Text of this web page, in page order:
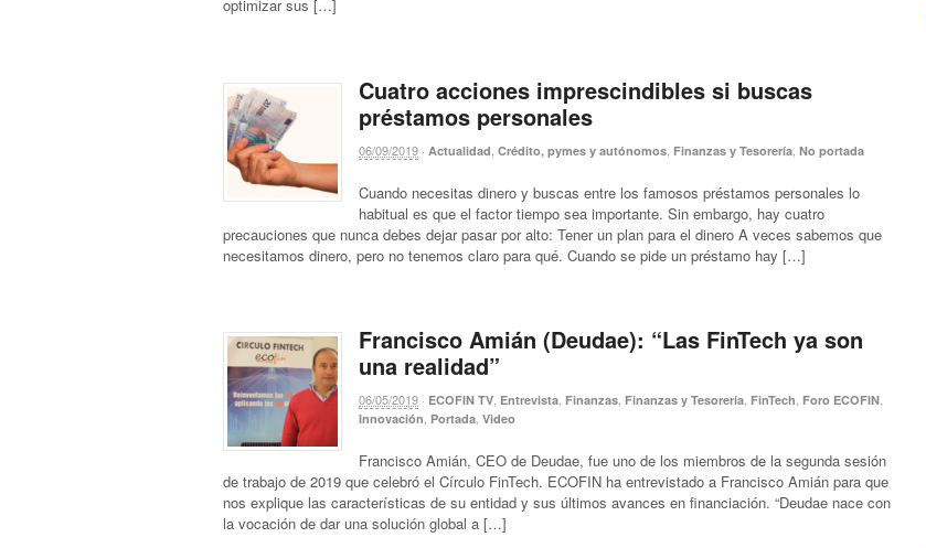
optimizar sus […]
Cuatro acciones imprescindibles si buscas
préstamos personales
06/09/2019 · Actualidad Crédito, pymes y autónomos Finanzas y Tesorería No portada
Cuando necesitas dinero y buscas entre los famosos préstamos personales lo
habitual es que el factor tiempo sea importante. Sin embargo, hay cuatro
precauciones que nunca debes dejar pasar por alto: Tener un plan para el dinero A veces sabemos que
necesitamos dinero, pero no tenemos claro para qué. Cuando se pide un préstamo hay […]
Francisco Amián (Deudae): “Las FinTech ya son
una realidad”
06/05/2019 · ECOFIN TV, Entrevista, Finanzas, Finanzas y Tesorería, FinTech, Foro ECOFIN,
Innovación, Portada, Video
Francisco Amián, CEO de Deudae, fue uno de los miembros de la segunda sesión
de trabajo de 2019 que celebró el Círculo FinTech. ECOFIN ha entrevistado a Francisco Amián para que
nos explique las características de su entidad y sus últimos avances en financiación. “Deudae nace con
la vocación de dar una solución global a […]